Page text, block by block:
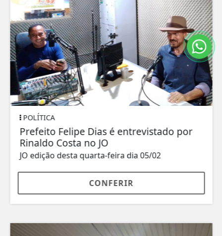
POLÍTICA
Prefeito Felipe Dias é entrevistado por
Rinaldo Costa no JO
JO edição desta quarta-feira dia 05/02
CONFERIR